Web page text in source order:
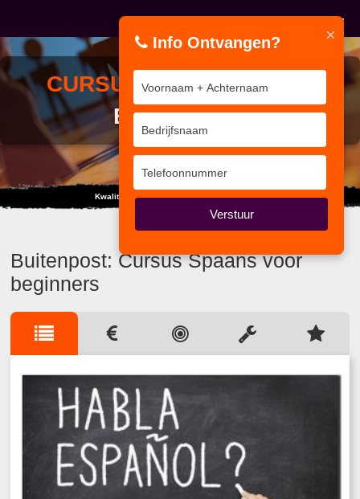
CURSUSSPAANS VOOR
BEGINNERS
Kwaliteit van Interne Auditor tot Coördinator
Buitenpost: Cursus Spaans voor
beginners
×
Info Ontvangen?
Verstuur